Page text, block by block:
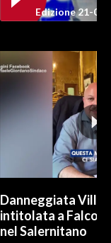
Edizione 21-05-
Danneggiata Villa
intitolata a
nel Salernitano